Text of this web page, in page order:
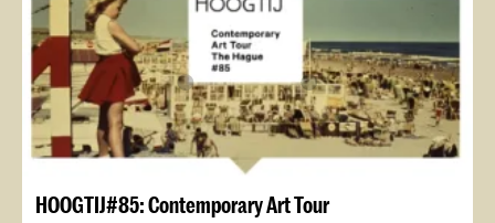
HOOGTIJ#85: Contemporary Art Tour